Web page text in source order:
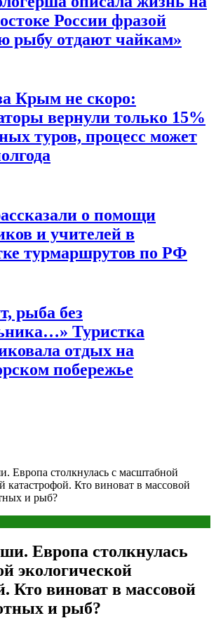
России фразой
рыбу отдают чайкам»
Крым не скоро:
вернули только 15%
туров, процесс может
о помощи
и учителей в
турмаршрутов по РФ
рыба без
Туристка
отдых на
побережье
Европа столкнулась с масштабной
катастрофой. Кто виноват в массовой
и рыб?
Европа столкнулась
экологической
Кто виноват в массовой
и рыб?